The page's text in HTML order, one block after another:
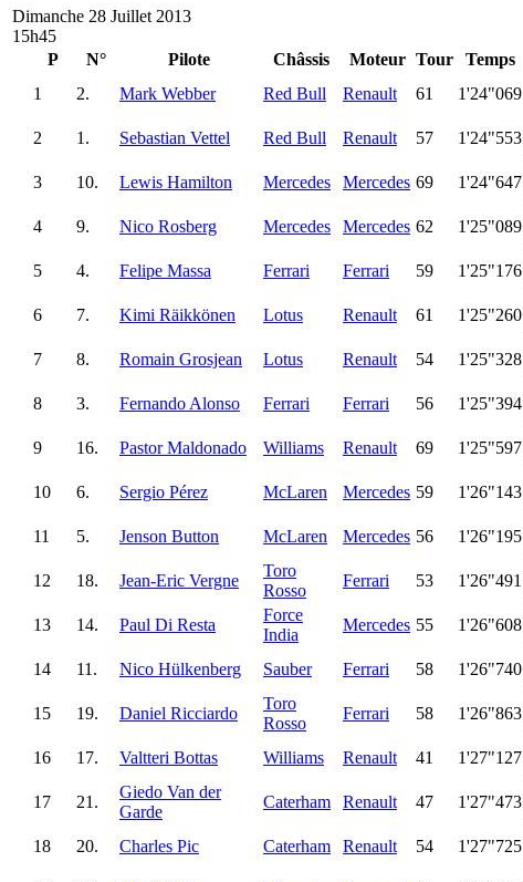
Dimanche 28 Juillet 2013
15h45
P
N° Pilote Châssis Moteur Tour Temps
1
2. Mark Webber Red Bull Renault 61 1'24"069
2
1. Sebastian Vettel Red Bull Renault 57 1'24"553
3
10. Lewis Hamilton Mercedes Mercedes 69 1'24"647
4
9. Nico Rosberg Mercedes Mercedes 62 1'25"089
5
4. Felipe Massa Ferrari Ferrari 59 1'25"176
6
7. Kimi Räikkönen Lotus Renault 61 1'25"260
7
8. Romain Grosjean Lotus Renault 54 1'25"328
8
3. Fernando Alonso Ferrari Ferrari 56 1'25"394
9
16. Pastor Maldonado Williams Renault 69 1'25"597
10
6. Sergio Pérez McLaren Mercedes 59 1'26"143
11
5. Jenson Button McLaren Mercedes 56 1'26"195
12
18. Jean-Eric Vergne
Toro
Rosso
Ferrari 53 1'26"491
13
14. Paul Di Resta
Force
India
Mercedes 55 1'26"608
14
11. Nico Hülkenberg Sauber Ferrari 58 1'26"740
15
19. Daniel Ricciardo
Toro
Rosso
Ferrari 58 1'26"863
16
17. Valtteri Bottas Williams Renault 41 1'27"127
17
21.
Giedo Van der
Garde
Caterham Renault 47 1'27"473
18
20. Charles Pic Caterham Renault 54 1'27"725